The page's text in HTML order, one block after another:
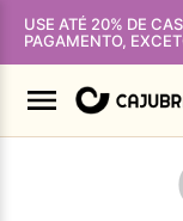
USE ATÉ 20% DE
PAGAMENTO,